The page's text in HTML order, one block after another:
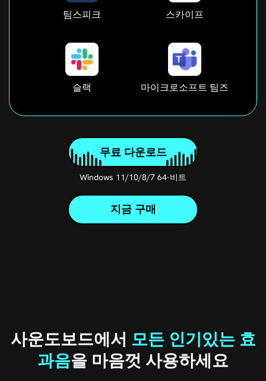
팀스피크 스카이프
슬랙 마이크로소프트 팀즈
무료 다운로드
Windows 11/10/8/7 64-비트
지금 구매
사운도보드에서 모든 인기있는 효
과음을 마음껏 사용하세요